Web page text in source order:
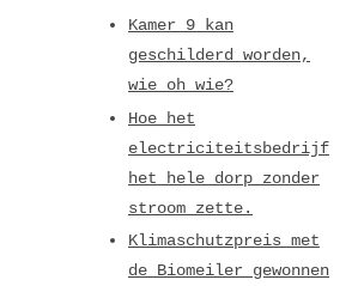
Kamer 9 kan
geschilderd worden,
wie oh wie?
Hoe het
electriciteitsbedrijf
het hele dorp zonder
stroom zette.
Klimaschutzpreis met
de Biomeiler gewonnen